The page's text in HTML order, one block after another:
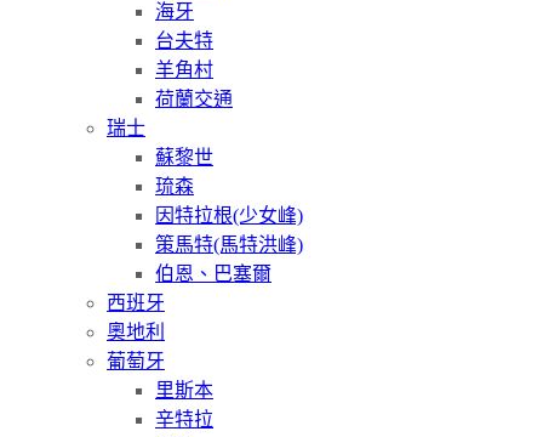
海牙
台夫特
羊角村
荷蘭交通
瑞士
蘇黎世
琉森
因特拉根(少女峰)
策馬特(馬特洪峰)
伯恩、巴塞爾
西班牙
奧地利
葡萄牙
里斯本
辛特拉